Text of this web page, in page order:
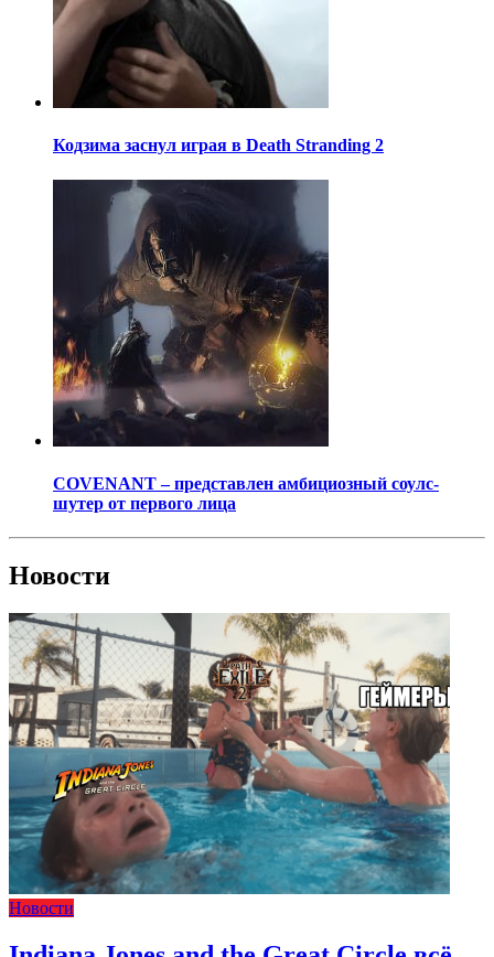
Кодзима заснул играя в Death Stranding 2
COVENANT – представлен амбициозный соулс-
шутер от первого лица
Новости
Новости